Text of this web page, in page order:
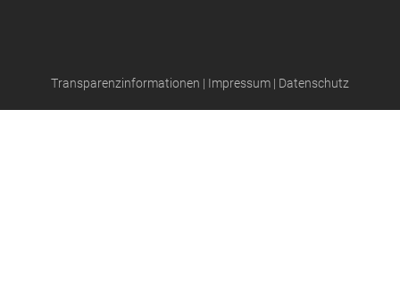
Transparenzinformationen | Impressum | Datenschutz